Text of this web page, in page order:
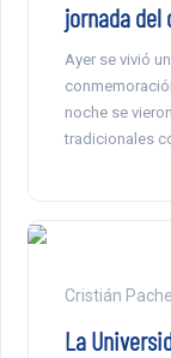
jornada del
Ayer se vivió
noche se
tradicionales
Cristián
La